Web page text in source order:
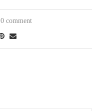
0 comment